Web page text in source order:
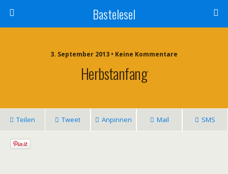
Bastelesel
3. September 2013 • Keine Kommentare
Herbstanfang
Teilen Tweet Anpinnen Mail SMS